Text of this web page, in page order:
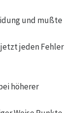
und mußte
jeden Fehler
höherer